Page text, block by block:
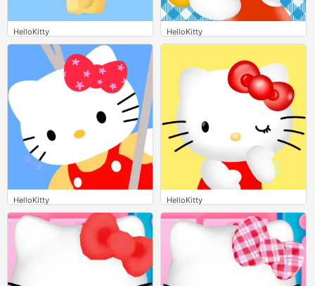
HelloKitty
0
HelloKitty
0
HelloKitty
0
HelloKitty
0